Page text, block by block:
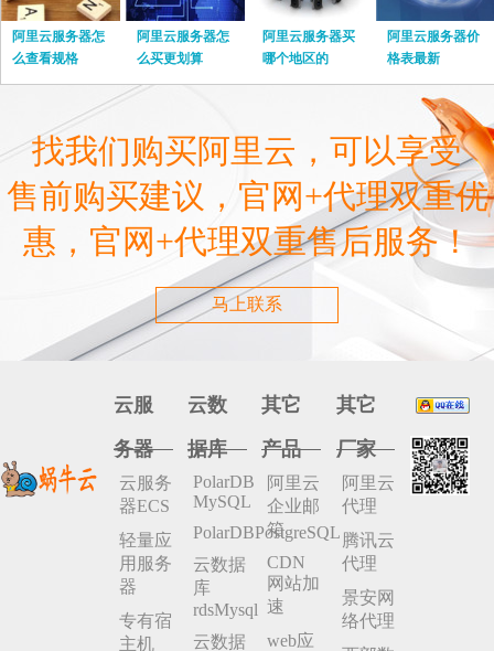
阿里云服务器怎
么查看规格
阿里云服务器怎
么买更划算
阿里云服务器买
哪个地区的
阿里云服务器价
格表最新
找我们购买阿里云，可以享受
售前购买建议，官网+代理双重优
惠，官网+代理双重售后服务！
马上联系
云服
务器
云服务
器ECS
轻量应
用服务
器
专有宿
主机
云数
据库
PolarDB
MySQL
PolarDBPostgreSQL
云数据
库
rdsMysql
云数据
其它
产品
阿里云
企业邮
箱
CDN
网站加
速
web应
其它
厂家
阿里云
代理
腾讯云
代理
景安网
络代理